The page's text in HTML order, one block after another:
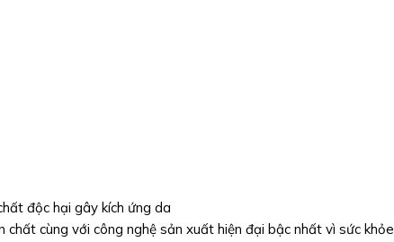
độc hại gây kích ứng da
chất cùng với công nghệ sản xuất hiện đại bậc nhất vì sức khỏe